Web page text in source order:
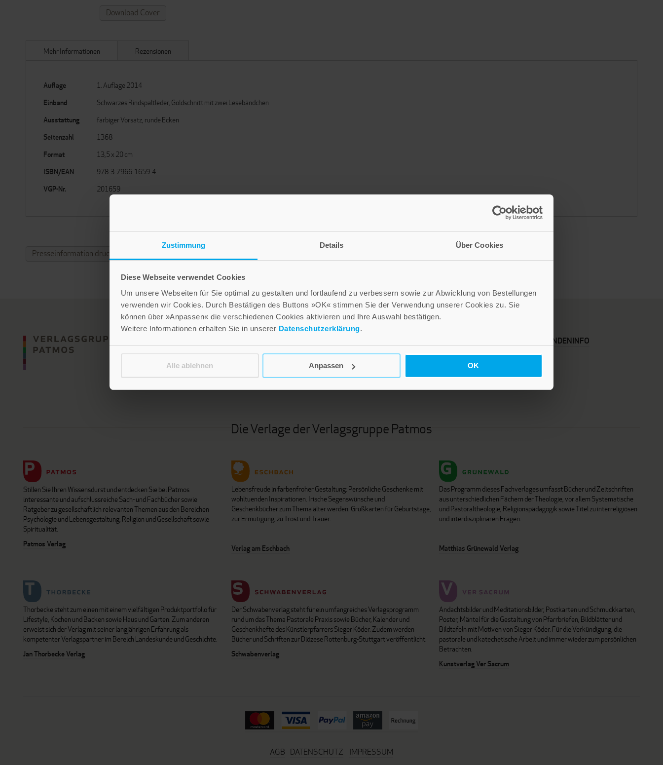
Zustimmung Details Über Cookies
Diese Webseite verwendet Cookies
Um unsere Webseiten für Sie optimal zu gestalten und fortlaufend zu verbessern sowie zur Abwicklung von Bestellungen
verwenden wir Cookies. Durch Bestätigen des Buttons »OK« stimmen Sie der Verwendung unserer Cookies zu. Sie
können über »Anpassen« die verschiedenen Cookies aktivieren und Ihre Auswahl bestätigen.
Weitere Informationen erhalten Sie in unserer Datenschutzerklärung.
Alle ablehnen Anpassen OK
ZUM
ANFANG
Download Cover
Mehr Informationen
Mehr
Informationen
Auflage
1. Auflage 2014
Einband
Schwarzes Rindspaltleder, Goldschnitt mit zwei Lesebändchen
Ausstattung
farbiger Vorsatz, runde Ecken
Seitenzahl
1368
Format
13,5 x 20 cm
ISBN/EAN
978-3-7966-1659-4
VGP-Nr.
201659
Rezensionen
Presseinformation drucken
KUNDENINFO
Die Verlage der Verlagsgruppe Patmos
Stillen Sie Ihren Wissensdurst und entdecken Sie bei Patmos
interessante und aufschlussreiche Sach- und Fachbücher sowie
Ratgeber zu gesellschaftlich relevanten Themen aus den Bereichen
Psychologie und Lebensgestaltung, Religion und Gesellschaft sowie
Spiritualität.
Patmos Verlag
Lebensfreude in farbenfroher Gestaltung: Persönliche Geschenke mit
wohltuenden Inspirationen. Irische Segenswünsche und
Geschenkbücher zum Thema älter werden. Grußkarten für Geburtstage,
zur Ermutigung, zu Trost und Trauer.
Verlag am Eschbach
Das Programm dieses Fachverlages umfasst Bücher und Zeitschriften
aus unterschiedlichen Fächern der Theologie, vor allem Systematische
und Pastoraltheologie, Religionspädagogik sowie Titel zu interreligiösen
und interdisziplinären Fragen.
Matthias Grünewald Verlag
Thorbecke steht zum einen mit einem vielfältigen Produktportfolio für
Lifestyle, Kochen und Backen sowie Haus und Garten. Zum anderen
erweist sich der Verlag mit seiner langjährigen Erfahrung als
kompetenter Verlagspartner im Bereich Landeskunde und Geschichte.
Jan Thorbecke Verlag
Der Schwabenverlag steht für ein umfangreiches Verlagsprogramm
rund um das Thema Pastorale Praxis sowie Bücher, Kalender und
Geschenkhefte des Künstlerpfarrers Sieger Köder. Zudem werden
Bücher und Schriften zur Diözese Rottenburg-Stuttgart veröffentlicht.
Schwabenverlag
Andachtsbilder und Meditationsbilder, Postkarten und Schmuckkarten,
Poster, Mäntel für die Gestaltung von Pfarrbriefen, Bildblätter und
Bildtafeln mit Motiven von Sieger Köder. Für die Verkündigung, die
pastorale und katechetische Arbeit und immer wieder zum persönlichen
Betrachten.
Kunstverlag Ver Sacrum
AGB DATENSCHUTZ IMPRESSUM